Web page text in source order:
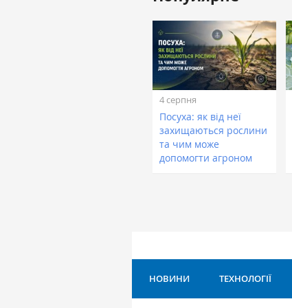
4 серпня
Посуха: як від неї
захищаються рослини
та чим може
допомогти агроном
НОВИНИ ТЕХНОЛОГІЇ